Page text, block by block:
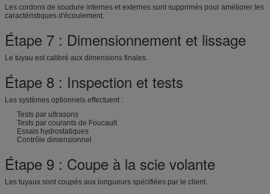
Les cordons de soudure internes et externes sont supprimés pour améliorer les
caractéristiques d'écoulement.
Étape 7 : Dimensionnement et lissage
Le tuyau est calibré aux dimensions finales.
Étape 8 : Inspection et tests
Les systèmes optionnels effectuent :
Tests par ultrasons
Tests par courants de Foucault
Essais hydrostatiques
Contrôle dimensionnel
Étape 9 : Coupe à la scie volante
Les tuyaux sont coupés aux longueurs spécifiées par le client.